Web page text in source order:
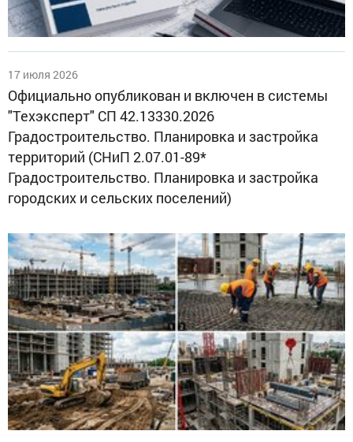
17 июля 2026
Официально опубликован и включен в системы
"Техэксперт" СП 42.13330.2026
Градостроительство. Планировка и застройка
территорий (СНиП 2.07.01-89*
Градостроительство. Планировка и застройка
городских и сельских поселений)